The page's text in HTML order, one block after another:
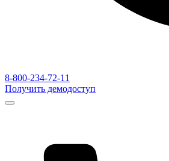
8-800-234-72-11
Получить демодоступ